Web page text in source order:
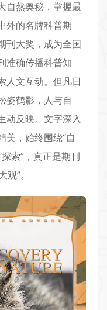
自然奥秘，掌握最
外的名牌科普期
刊大奖，成为全国
准确传播科普知
人文互动。但凡日
姿鹤影，人与自
动反映。文字深入
美，始终围绕“自
索”，真正是期刊
”。